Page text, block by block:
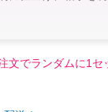
文でランダムに1セ